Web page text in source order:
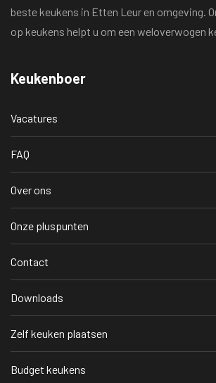
beste keukens in Etten Leur en omgeving.
op keukens helpt u om een weloverwogen
Keukenboer
Vacatures
FAQ
Over ons
Onze pluspunten
Contact
Downloads
Zelf keuken plaatsen
Budget keukens